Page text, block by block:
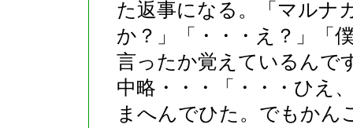
た返事になる。「マルナ
か？」「・・・え？」「
言ったか覚えているんで
中略・・・「・・・ひえ
まへんでひた。でもかん